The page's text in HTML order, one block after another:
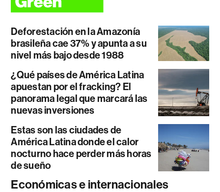
Deforestación en la Amazonía
brasileña cae 37% y apunta a su
nivel más bajo desde 1988
¿Qué países de América Latina
apuestan por el fracking? El
panorama legal que marcará las
nuevas inversiones
Estas son las ciudades de
América Latina donde el calor
nocturno hace perder más horas
de sueño
Económicas e internacionales